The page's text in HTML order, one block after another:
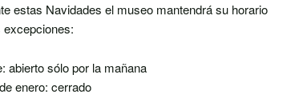
estas Navidades el museo mantendrá su horario
excepciones:
abierto sólo por la mañana
enero: cerrado